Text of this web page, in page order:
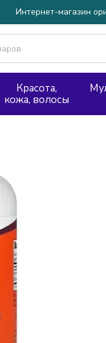
Интернет-магазин
Красота,
кожа, волосы